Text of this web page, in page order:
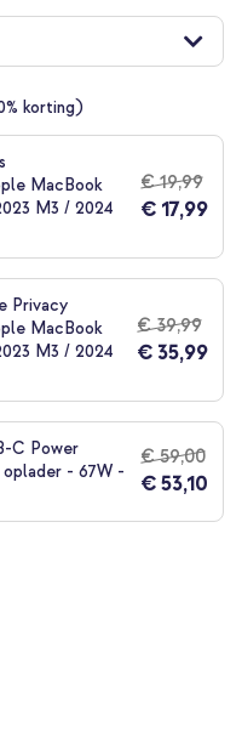
korting)
MacBook
M3 / 2024
€ 19,99
€ 17,99
Privacy
MacBook
M3 / 2024
€ 39,99
€ 35,99
C Power
- 67W -
€ 59,00
€ 53,10